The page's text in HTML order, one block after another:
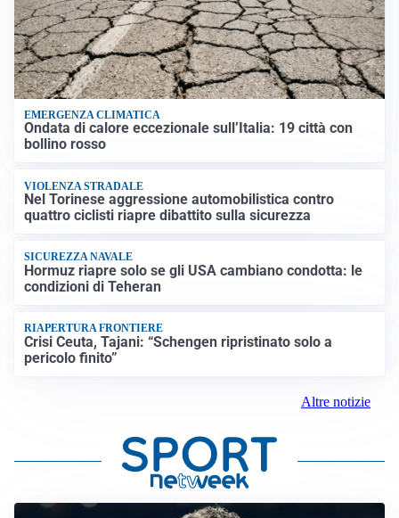
EMERGENZA CLIMATICA
Ondata di calore eccezionale sull’Italia: 19 città con
bollino rosso
VIOLENZA STRADALE
Nel Torinese aggressione automobilistica contro
quattro ciclisti riapre dibattito sulla sicurezza
SICUREZZA NAVALE
Hormuz riapre solo se gli USA cambiano condotta: le
condizioni di Teheran
RIAPERTURA FRONTIERE
Crisi Ceuta, Tajani: “Schengen ripristinato solo a
pericolo finito”
Altre notizie